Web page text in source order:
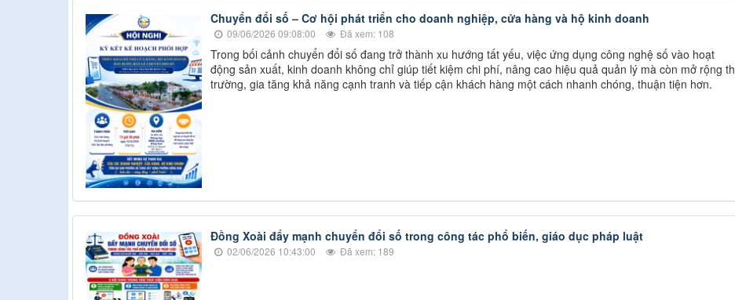
Chuyển đổi số – Cơ hội phát triển cho doanh nghiệp, cửa hàng và hộ kinh doanh
09/06/2026 09:08:00 Đã xem: 108
Trong bối cảnh chuyển đổi số đang trở thành xu hướng tất yếu, việc ứng dụng công nghệ số vào hoạt
động sản xuất, kinh doanh không chỉ giúp tiết kiệm chi phí, nâng cao hiệu quả quản lý mà còn mở rộng
trường, gia tăng khả năng cạnh tranh và tiếp cận khách hàng một cách nhanh chóng, thuận tiện hơn.
Đồng Xoài đẩy mạnh chuyển đổi số trong công tác phổ biến, giáo dục pháp luật
02/06/2026 10:43:00 Đã xem: 189